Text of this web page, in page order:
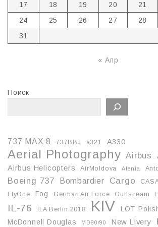
17
18 19 20 21
24
25 26 27 28
31
« Апр
Поиск
737 MAX 8 737BBJ a321 A330
Aerial Photography Airbus
Airbus Helicopters
AirMoldova Alenia
Boeing 737 Bombardier Cargo
FlyOne Fog German Air Force Gulfstream
IL-76 ILA Berlin 2018 KIV
LOT
McDonnell Douglas
MD80/90 New Livery